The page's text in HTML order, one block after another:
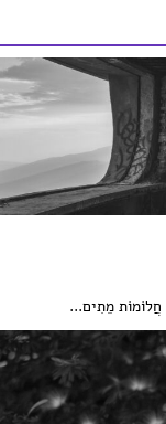
חֲלוֹמוֹת מֵתִים...